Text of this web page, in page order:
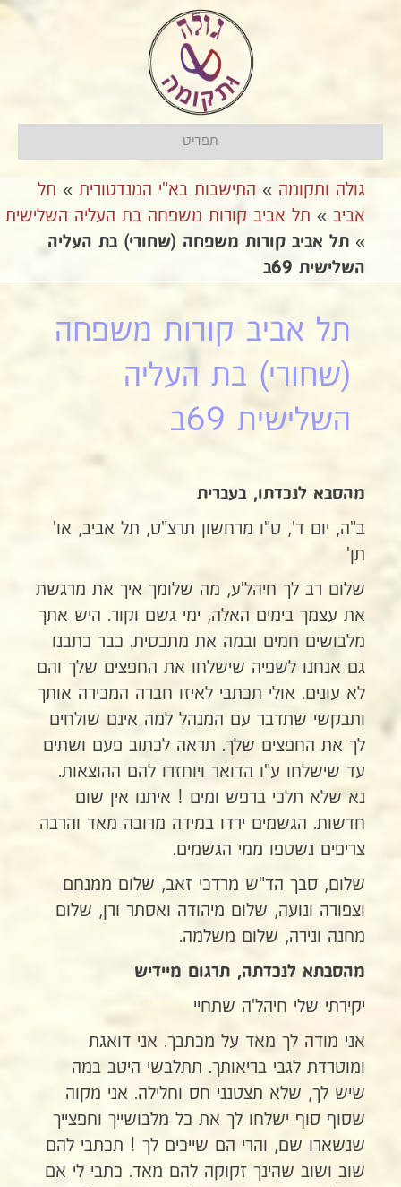
תפריט
גולה ותקומה » התישבות בא"י המנדטורית » תל
אביב » תל אביב קורות משפחה בת העליה השלישית
» תל אביב קורות משפחה (שחורי) בת העליה
השלישית 69ב
תל אביב קורות משפחה
(שחורי) בת העליה
השלישית 69ב
מהסבא לנכדתו, בעברית
ב"ה, יום ד', ט"ו מרחשון תרצ"ט, תל אביב, או'
תן'
שלום רב לך חיהל'ע, מה שלומך איך את מרגשת
את עצמך בימים האלה, ימי גשם וקור. היש אתך
מלבושים חמים ובמה את מתכסית. כבר כתבנו
גם אנחנו לשפיה שישלחו את החפצים שלך והם
לא עונים. אולי תכתבי לאיזו חברה המכירה אותך
ותבקשי שתדבר עם המנהל למה אינם שולחים
לך את החפצים שלך. תראה לכתוב פעם ושתים
עד שישלחו ע"ו הדואר ויוחזרו להם ההוצאות.
נא שלא תלכי ברפש ומים ! איתנו אין שום
חדשות. הגשמים ירדו במידה מרובה מאד והרבה
צריפים נשטפו ממי הגשמים.
שלום, סבך הד"ש מרדכי זאב, שלום ממנחם
וצפורה ונועה, שלום מיהודה ואסתר ורן, שלום
מחנה ונירה, שלום משלמה.
מהסבתא לנכדתה, תרגום מיידיש
יקירתי שלי חיהל'ה שתחיי
אני מודה לך מאד על מכתבך. אני דואגת
ומוטרדת לגבי בריאותך. תתלבשי היטב במה
שיש לך, שלא תצטנני חס וחלילה. אני מקוה
שסוף סוף ישלחו לך את כל מלבושייך וחפצייך
שנשארו שם, והרי הם שייכים לך ! תכתבי להם
שוב ושוב שהינך זקוקה להם מאד. כתבי לי אם